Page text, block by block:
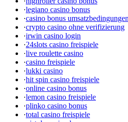
·legiano casino bonus
·casino bonus umsatzbedingungen
·crypto casino ohne verifizierung
·irwin casino login
·24slots casino freispiele
·live roulette casino
·casino freispiele
·lukki casino
·hit spin casino freispiele
·online casino bonus
·lemon casino freispiele
·plinko casino bonus
·total casino freispiele